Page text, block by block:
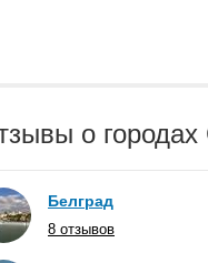
о городах
Белград
8 отзывов